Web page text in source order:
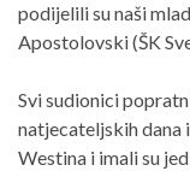
podijelili su naši
Apostolovski (ŠK
Svi sudionici
natjecateljskih dana
Westina i imali su